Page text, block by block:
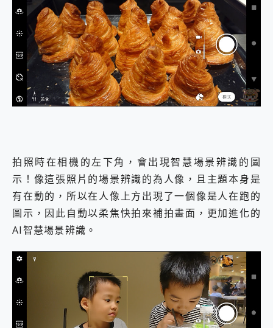
拍照時在相機的左下角，會出現智慧場景辨識的圖
示！像這張照片的場景辨識的為人像，且主題本身是
有在動的，所以在人像上方出現了一個像是人在跑的
圖示，因此自動以柔焦快拍來補拍畫面，更加進化的
AI智慧場景辨識。